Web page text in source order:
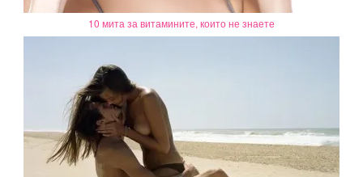
10 мита за витамините, които не знаете